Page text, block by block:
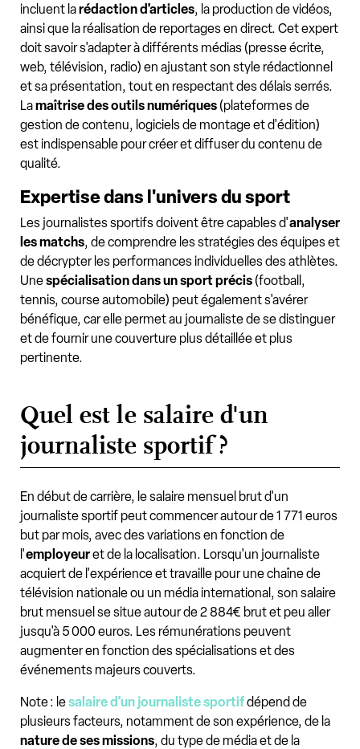
incluent larédaction d'articles, la production de vidéos,
ainsi que la réalisation de reportages en direct. Cet expert
doit savoir s'adapter à différents médias (presse écrite,
web, télévision, radio) en ajustant son style rédactionnel
et sa présentation, tout en respectant des délais serrés.
Lamaîtrise des outils numériques(plateformes de
gestion de contenu, logiciels de montage et d'édition)
est indispensable pour créer et diffuser du contenu de
qualité.
Expertise dans l'univers du sport
Les journalistes sportifs doivent être capables d'analyser
les matchs, de comprendre les stratégies des équipes et
de décrypter les performances individuelles des athlètes.
Unespécialisation dans un sport précis(football,
tennis, course automobile) peut également s'avérer
bénéfique, car elle permet au journaliste de se distinguer
et de fournir une couverture plus détaillée et plus
pertinente.
Quel est le salaire d'un
journaliste sportif ?
En début de carrière, le salaire mensuel brut d'un
journaliste sportif peut commencer autour de 1 771 euros
but par mois, avec des variations en fonction de
l'employeuret de la localisation. Lorsqu'un journaliste
acquiert de l'expérience et travaille pour une chaîne de
télévision nationale ou un média international, son salaire
brut mensuel se situe autour de 2 884€ brut et peu aller
jusqu'à 5 000 euros. Les rémunérations peuvent
augmenter en fonction des spécialisations et des
événements majeurs couverts.
Note : lesalaire d'un journaliste sportifdépend de
plusieurs facteurs, notamment de son expérience, de la
nature de ses missions, du type de média et de la